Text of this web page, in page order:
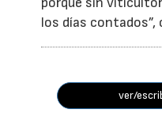
los días contados”,
ver/